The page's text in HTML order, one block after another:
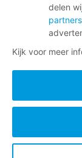
SAMEN
delen
partners
Kijk voor meer